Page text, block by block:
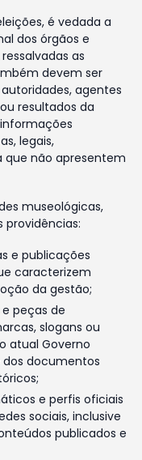
é vedada a
dos órgãos e
as
devem ser
agentes
resultados da
legais,
que não apresentem
museológicas,
providências:
e publicações
caracterizem
da gestão;
peças de
slogans ou
atual Governo
dos documentos
e perfis oficiais
sociais, inclusive
publicados e